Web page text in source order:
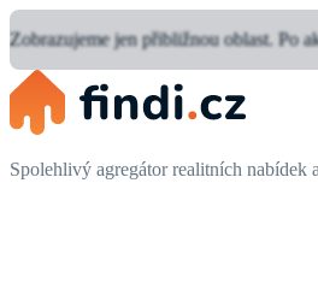
Zobrazujeme jen přibližnou oblast. Po
Spolehlivý agregátor realitních nabídek